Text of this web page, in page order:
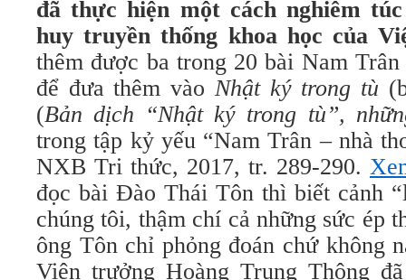
đã thực hiện một cách nghiêm
huy truyền thống khoa học của
thêm được ba trong 20 bài Nam
để đưa thêm vào Nhật ký trong tù
(Bản dịch “Nhật ký trong tù”,
trong tập kỷ yếu “Nam Trân – nhà
NXB Tri thức, 2017, tr. 289-290.
đọc bài Đào Thái Tôn thì biết cảnh
chúng tôi, thậm chí cả những sức ép
ông Tôn chỉ phỏng đoán chứ không
Viện trưởng Hoàng Trung Thông